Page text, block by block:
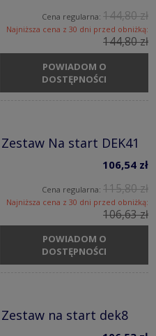
Cena regularna: 144,80 zł
Najniższa cena z 30 dni przed obniżką:
144,80 zł
POWIADOM O
DOSTĘPNOŚCI
Zestaw Na start DEK41
106,54 zł
Cena regularna: 115,80 zł
Najniższa cena z 30 dni przed obniżką:
106,63 zł
POWIADOM O
DOSTĘPNOŚCI
Zestaw na start dek8